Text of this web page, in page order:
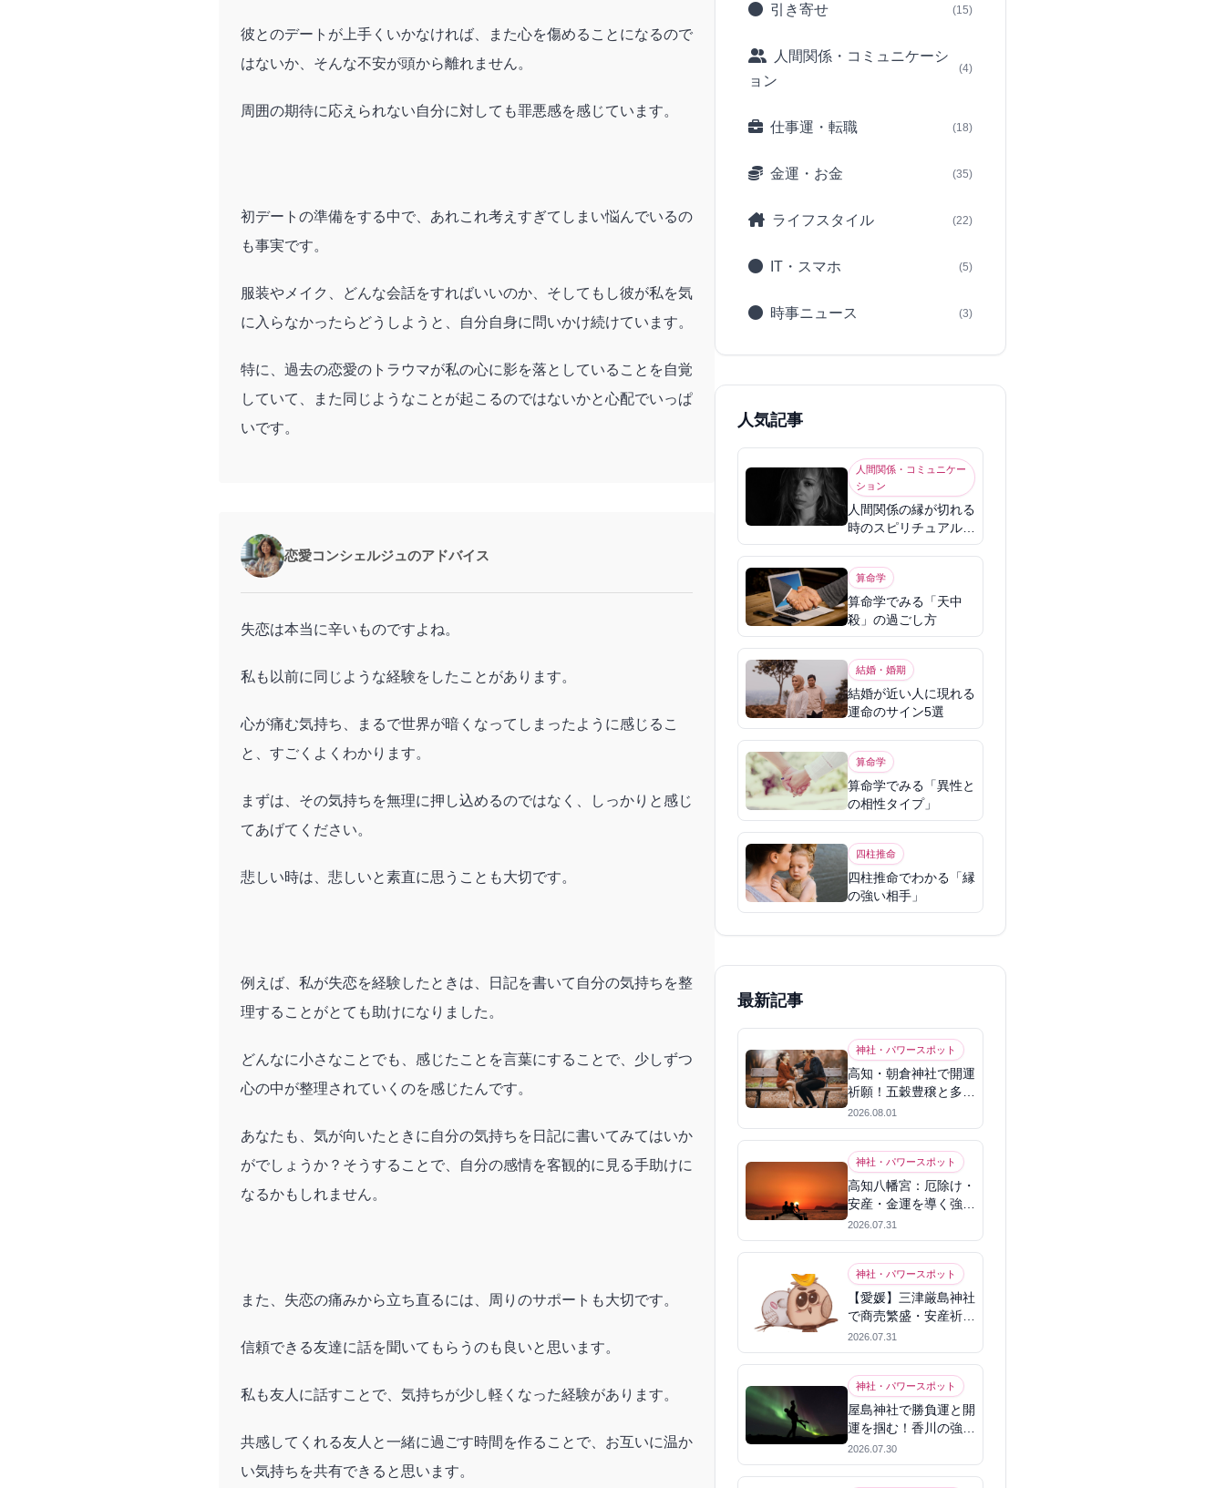
彼とのデートが上手くいかなければ、また心を傷めることになるので
はないか、そんな不安が頭から離れません。
周囲の期待に応えられない自分に対しても罪悪感を感じています。
初デートの準備をする中で、あれこれ考えすぎてしまい悩んでいるの
も事実です。
服装やメイク、どんな会話をすればいいのか、そしてもし彼が私を気
に入らなかったらどうしようと、自分自身に問いかけ続けています。
特に、過去の恋愛のトラウマが私の心に影を落としていることを自覚
していて、また同じようなことが起こるのではないかと心配でいっぱ
いです。
恋愛コンシェルジュのアドバイス
失恋は本当に辛いものですよね。
私も以前に同じような経験をしたことがあります。
心が痛む気持ち、まるで世界が暗くなってしまったように感じるこ
と、すごくよくわかります。
まずは、その気持ちを無理に押し込めるのではなく、しっかりと感じ
てあげてください。
悲しい時は、悲しいと素直に思うことも大切です。
例えば、私が失恋を経験したときは、日記を書いて自分の気持ちを整
理することがとても助けになりました。
どんなに小さなことでも、感じたことを言葉にすることで、少しずつ
心の中が整理されていくのを感じたんです。
あなたも、気が向いたときに自分の気持ちを日記に書いてみてはいか
がでしょうか？そうすることで、自分の感情を客観的に見る手助けに
なるかもしれません。
また、失恋の痛みから立ち直るには、周りのサポートも大切です。
信頼できる友達に話を聞いてもらうのも良いと思います。
私も友人に話すことで、気持ちが少し軽くなった経験があります。
共感してくれる友人と一緒に過ごす時間を作ることで、お互いに温か
い気持ちを共有できると思います。
引き寄せ (15)
人間関係・コミュニケーシ
ョン
(4)
仕事運・転職 (18)
金運・お金 (35)
ライフスタイル (22)
IT・スマホ (5)
時事ニュース (3)
人気記事
人間関係・コミュニケー
ション
人間関係の縁が切れる
時のスピリチュアル意
味
算命学
算命学でみる「天中
殺」の過ごし方
結婚・婚期
結婚が近い人に現れる
運命のサイン5選
算命学
算命学でみる「異性と
の相性タイプ」
四柱推命
四柱推命でわかる「縁
の強い相手」
最新記事
神社・パワースポット
高知・朝倉神社で開運
祈願！五穀豊穣と多幸
を呼ぶパワースポット
2026.08.01
神社・パワースポット
高知八幡宮：厄除け・
安産・金運を導く強力
パワースポット
2026.07.31
神社・パワースポット
【愛媛】三津厳島神社
で商売繁盛・安産祈
願！宗像三女神のパワ
ーを授かる
2026.07.31
神社・パワースポット
屋島神社で勝負運と開
運を掴む！香川の強力
パワースポット
2026.07.30